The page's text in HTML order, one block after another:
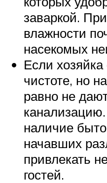
заваркой.
влажности
насекомых
Если
чистоте, но
равно не
наличие
начавших
привлекать
гостей.